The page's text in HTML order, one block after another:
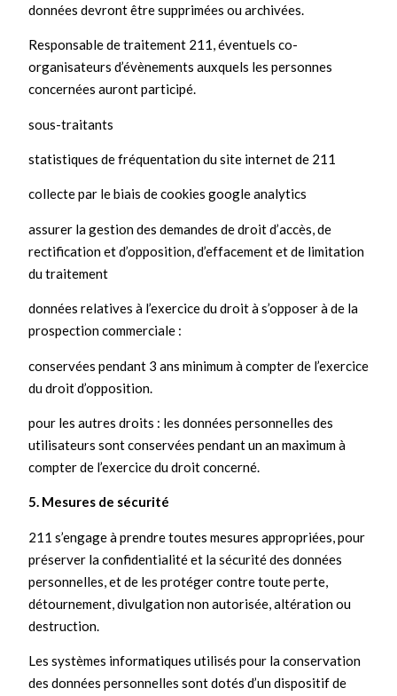
données devront être supprimées ou archivées.
Responsable de traitement 211, éventuels co-
organisateurs d’évènements auxquels les personnes
concernées auront participé.
sous-traitants
statistiques de fréquentation du site internet de 211
collecte par le biais de cookies google analytics
assurer la gestion des demandes de droit d’accès, de
rectification et d’opposition, d’effacement et de limitation
du traitement
données relatives à l’exercice du droit à s’opposer à de la
prospection commerciale :
conservées pendant 3 ans minimum à compter de l’exercice
du droit d’opposition.
pour les autres droits : les données personnelles des
utilisateurs sont conservées pendant un an maximum à
compter de l’exercice du droit concerné.
5. Mesures de sécurité
211 s’engage à prendre toutes mesures appropriées, pour
préserver la confidentialité et la sécurité des données
personnelles, et de les protéger contre toute perte,
détournement, divulgation non autorisée, altération ou
destruction.
Les systèmes informatiques utilisés pour la conservation
des données personnelles sont dotés d’un dispositif de